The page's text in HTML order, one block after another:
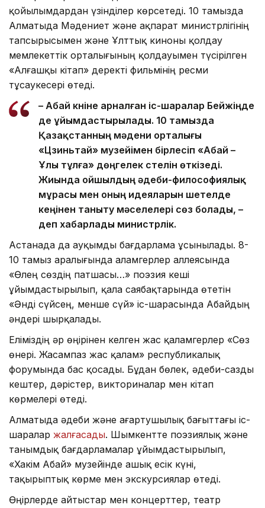
қойылымдардан үзінділер көрсетеді. 10 тамызда
Алматыда Мәдениет және ақпарат министрлігінің
тапсырысымен және Ұлттық киноны қолдау
мемлекеттік орталығының қолдауымен түсірілген
«Алғашқы кітап» деректі фильмінің ресми
тұсаукесері өтеді.
– Абай күніне арналған іс-шаралар Бейжіңде
де ұйымдастырылады. 10 тамызда
Қазақстанның мәдени орталығы
«Цзиньтай» музейімен бірлесіп «Абай –
Ұлы тұлға» дөңгелек үстелін өткізеді.
Жиында ойшылдың әдеби-философиялық
мұрасы мен оның идеяларын шетелде
кеңінен таныту мәселелері сөз болады, –
деп хабарлады министрлік.
Астанада да ауқымды бағдарлама ұсынылады. 8-
10 тамыз аралығында Қаламгерлер аллеясында
«Өлең сөздің патшасы…» поэзия кеші
ұйымдастырылып, қала саябақтарында өтетін
«Әнді сүйсең, менше сүй» іс-шарасында Абайдың
әндері шырқалады.
Еліміздің әр өңірінен келген жас қаламгерлер «Сөз
өнері. Жасампаз жас қалам» республикалық
форумында бас қосады. Бұдан бөлек, әдеби-сазды
кештер, дәрістер, викториналар мен кітап
көрмелері өтеді.
Алматыда әдеби және ағартушылық бағыттағы іс-
шаралар жалғасады. Шымкентте поэзиялық және
танымдық бағдарламалар ұйымдастырылып,
«Хакім Абай» музейінде ашық есік күні,
тақырыптық көрме мен экскурсиялар өтеді.
Өңірлерде айтыстар мен концерттер, театр